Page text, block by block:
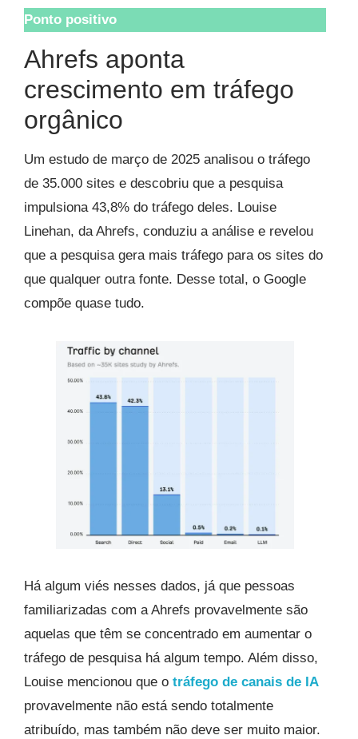
Ponto positivo
Ahrefs aponta
crescimento em tráfego
orgânico
Um estudo de março de 2025 analisou o tráfego
de 35.000 sites e descobriu que a pesquisa
impulsiona 43,8% do tráfego deles. Louise
Linehan, da Ahrefs, conduziu a análise e revelou
que a pesquisa gera mais tráfego para os sites do
que qualquer outra fonte. Desse total, o Google
compõe quase tudo.
Há algum viés nesses dados, já que pessoas
familiarizadas com a Ahrefs provavelmente são
aquelas que têm se concentrado em aumentar o
tráfego de pesquisa há algum tempo. Além disso,
Louise mencionou que o tráfego de canais de IA
provavelmente não está sendo totalmente
atribuído, mas também não deve ser muito maior.